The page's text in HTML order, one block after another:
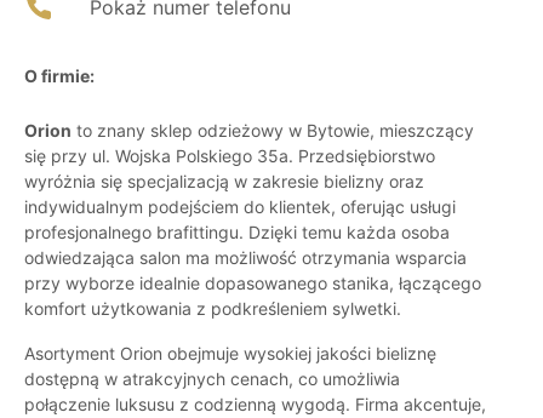
Pokaż numer telefonu
O firmie:
Orion to znany sklep odzieżowy w Bytowie, mieszczący
się przy ul. Wojska Polskiego 35a. Przedsiębiorstwo
wyróżnia się specjalizacją w zakresie bielizny oraz
indywidualnym podejściem do klientek, oferując usługi
profesjonalnego brafittingu. Dzięki temu każda osoba
odwiedzająca salon ma możliwość otrzymania wsparcia
przy wyborze idealnie dopasowanego stanika, łączącego
komfort użytkowania z podkreśleniem sylwetki.
Asortyment Orion obejmuje wysokiej jakości bieliznę
dostępną w atrakcyjnych cenach, co umożliwia
połączenie luksusu z codzienną wygodą. Firma akcentuje,